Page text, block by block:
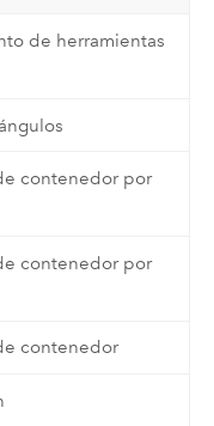
de herramientas
contenedor por
contenedor por
contenedor